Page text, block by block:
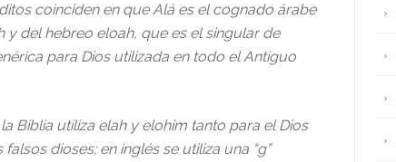
coinciden en que Alá es el cognado árabe
y del hebreo eloah, que es el singular de
para Dios utilizada en todo el Antiguo
Biblia utiliza elah y elohim tanto para el Dios
dioses; en inglés se utiliza una “g”